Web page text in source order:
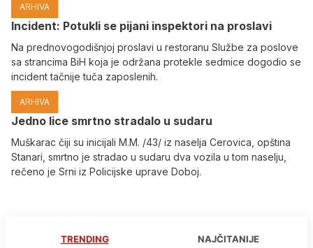
ARHIVA
Incident: Potukli se pijani inspektori na proslavi
Na prednovogodišnjoj proslavi u restoranu Službe za poslove
sa strancima BiH koja je održana protekle sedmice dogodio se
incident tačnije tuča zaposlenih.
ARHIVA
Јedno lice smrtno stradalo u sudaru
Muškarac čiji su inicijali M.M. /43/ iz naselja Cerovica, opština
Stanari, smrtno je stradao u sudaru dva vozila u tom naselju,
rečeno je Srni iz Policijske uprave Doboj.
TRENDING NAJČITANIJE